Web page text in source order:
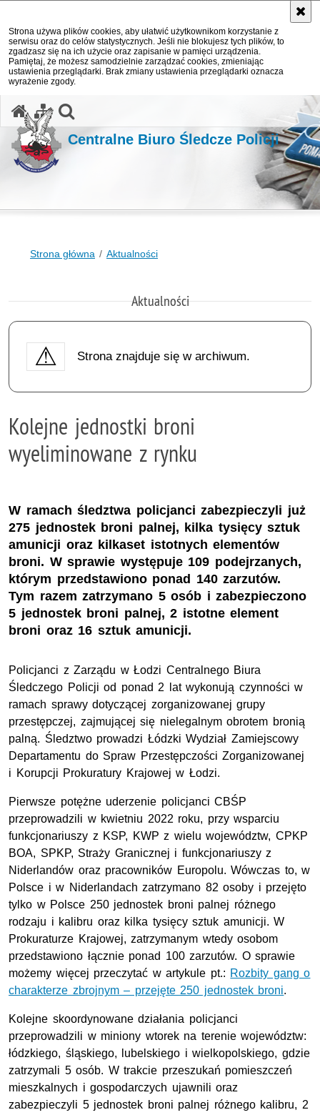
Strona używa plików cookies, aby ułatwić użytkownikom korzystanie z
serwisu oraz do celów statystycznych. Jeśli nie blokujesz tych plików, to
zgadzasz się na ich użycie oraz zapisanie w pamięci urządzenia.
Pamiętaj, że możesz samodzielnie zarządzać cookies, zmieniając
ustawienia przeglądarki. Brak zmiany ustawienia przeglądarki oznacza
wyrażenie zgody.
Centralne Biuro Śledcze Policji
Strona główna Aktualności
Aktualności
Strona znajduje się w archiwum.
Kolejne jednostki broni
wyeliminowane z rynku
W ramach śledztwa policjanci zabezpieczyli już
275 jednostek broni palnej, kilka tysięcy sztuk
amunicji oraz kilkaset istotnych elementów
broni. W sprawie występuje 109 podejrzanych,
którym przedstawiono ponad 140 zarzutów.
Tym razem zatrzymano 5 osób i zabezpieczono
5 jednostek broni palnej, 2 istotne element
broni oraz 16 sztuk amunicji.
Policjanci z Zarządu w Łodzi Centralnego Biura
Śledczego Policji od ponad 2 lat wykonują czynności w
ramach sprawy dotyczącej zorganizowanej grupy
przestępczej, zajmującej się nielegalnym obrotem bronią
palną. Śledztwo prowadzi Łódzki Wydział Zamiejscowy
Departamentu do Spraw Przestępczości Zorganizowanej
i Korupcji Prokuratury Krajowej w Łodzi.
Pierwsze potężne uderzenie policjanci CBŚP
przeprowadzili w kwietniu 2022 roku, przy wsparciu
funkcjonariuszy z KSP, KWP z wielu województw, CPKP
BOA, SPKP, Straży Granicznej i funkcjonariuszy z
Niderlandów oraz pracowników Europolu. Wówczas to, w
Polsce i w Niderlandach zatrzymano 82 osoby i przejęto
tylko w Polsce 250 jednostek broni palnej różnego
rodzaju i kalibru oraz kilka tysięcy sztuk amunicji. W
Prokuraturze Krajowej, zatrzymanym wtedy osobom
przedstawiono łącznie ponad 100 zarzutów. O sprawie
możemy więcej przeczytać w artykule pt.: Rozbity gang o
charakterze zbrojnym – przejęte 250 jednostek broni.
Kolejne skoordynowane działania policjanci
przeprowadzili w miniony wtorek na terenie województw:
łódzkiego, śląskiego, lubelskiego i wielkopolskiego, gdzie
zatrzymali 5 osób. W trakcie przeszukań pomieszczeń
mieszkalnych i gospodarczych ujawnili oraz
zabezpieczyli 5 jednostek broni palnej różnego kalibru, 2